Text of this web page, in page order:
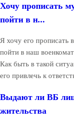
Хочу прописать
пойти в н...
Я хочу его прописать
пойти в наш
Как быть в такой
его привлечь к
Выдают ли ВБ
жительства